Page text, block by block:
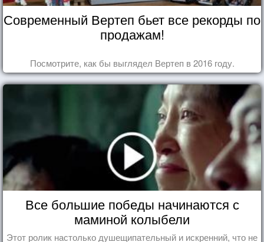
Современный Вертеп бьет все рекорды по
продажам!
Посмотрите, как бы выглядел Вертеп в 2016 году.
Все большие победы начинаются с
маминой колыбели
Этот ролик настолько душещипательный и искренний, что не